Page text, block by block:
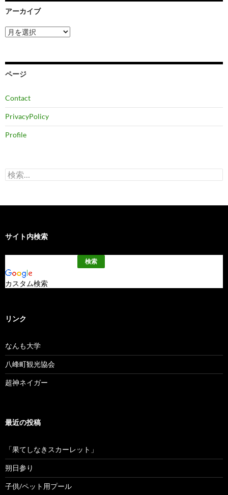
アーカイブ
ア
ー
ブ
ページ
Contact
PrivacyPolicy
Profile
検
索:
サイト内検索
カスタム検索
リンク
なんも大学
八峰町観光協会
超神ネイガー
最近の投稿
「果てしなきスカーレット」
朔日参り
子供/ペット用プール